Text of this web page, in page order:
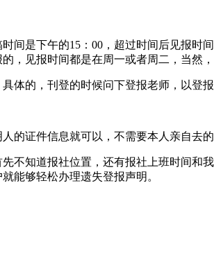
间是下午的15：00，超过时间后见报时间
，见报时间都是在周一或者周二，当然
体的，刊登的时候问下登报老师，以登报
的证件信息就可以，不需要本人亲自去
不知道报社位置，还有报社上班时间
能够轻松办理遗失登报声明。